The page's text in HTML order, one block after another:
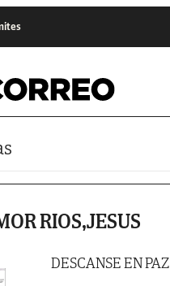
RIOS,JESUS
DESCANSE EN PAZ